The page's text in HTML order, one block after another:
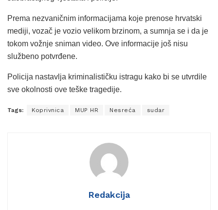
Prema nezvaničnim informacijama koje prenose hrvatski
mediji, vozač je vozio velikom brzinom, a sumnja se i da je
tokom vožnje sniman video. Ove informacije još nisu
službeno potvrđene.
Policija nastavlja kriminalističku istragu kako bi se utvrdile
sve okolnosti ove teške tragedije.
Tags: Koprivnica MUP HR Nesreća sudar
Redakcija